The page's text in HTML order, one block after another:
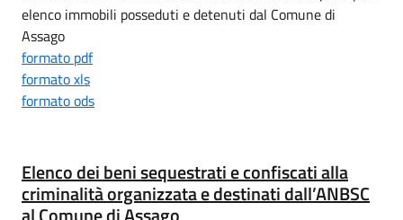
elenco immobili posseduti e detenuti dal Comune di
Assago
formato pdf
formato xls
formato ods
Elenco dei beni sequestrati e confiscati alla
criminalità organizzata e destinati dall’ANBSC